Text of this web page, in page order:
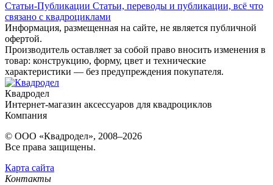
Статьи-Публикации Статьи, переводы и публикации, всё что
связано с квадроциклами
Информация, размещенная на сайте, не является публичной
офертой.
Производитель оставляет за собой право вносить изменения в
товар: конструкцию, форму, цвет и технические
характеристики — без предупреждения покупателя.
Квадродел
Интернет-магазин аксессуаров для квадроциклов
Компания
© ООО «Квадродел», 2008–2026
Все права защищены.
Карта сайта
Контакты